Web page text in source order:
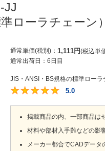
JJ
ローラチェーン
通常単価(税別) 1,111円 税込単
通常出荷日： 6日目
JIS・ANSI・BS規格の標準ロー
5.0
掲載商品の内、一部商品は
材料や部材入手難などの影
メーカー都合でCADデータ